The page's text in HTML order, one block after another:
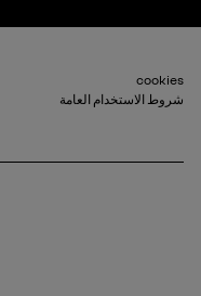
Footer_2
cookies
شروط الاستخدام العامة